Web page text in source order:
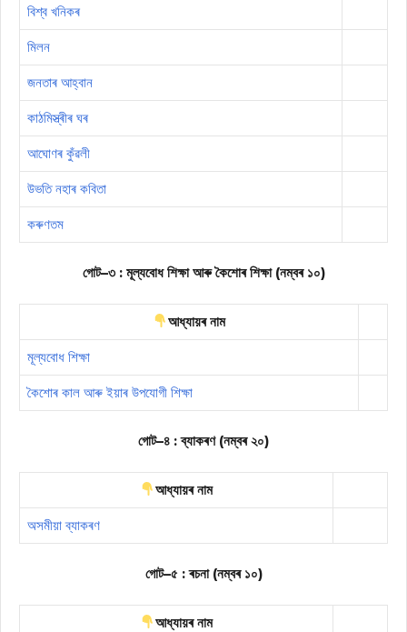
বিশ্ব খনিকৰ
মিলন
জনতাৰ আহ্বান
কাঠমিস্ত্ৰীৰ ঘৰ
আঘোণৰ কুঁৱলী
উভতি নহাৰ কবিতা
কৰুণতম
গোট–৩ : মূল্যবোধ শিক্ষা আৰু কৈশোৰ শিক্ষা (নম্বৰ ১০)
আধ্যায়ৰ নাম
মূল্যবোধ শিক্ষা
কৈশোৰ কাল আৰু ইয়াৰ উপযোগী শিক্ষা
গোট–৪ : ব্যাকৰণ (নম্বৰ ২০)
আধ্যায়ৰ নাম
অসমীয়া ব্যাকৰণ
গোট–৫ : ৰচনা (নম্বৰ ১০)
আধ্যায়ৰ নাম